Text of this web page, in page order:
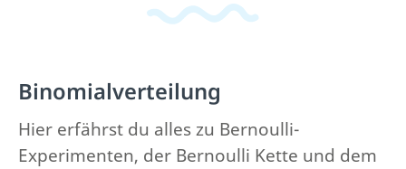
Binomialverteilung
Hier erfährst du alles zu Bernoulli-
Experimenten, der Bernoulli Kette und dem